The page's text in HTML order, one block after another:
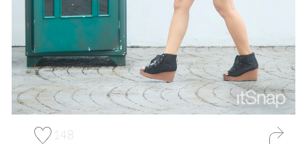
148